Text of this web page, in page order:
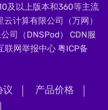
及以上版本和360等主流
计算有限公司（万网）
司（DNSPod） CDN服
联网举报中心粤ICP备
议
产品价格